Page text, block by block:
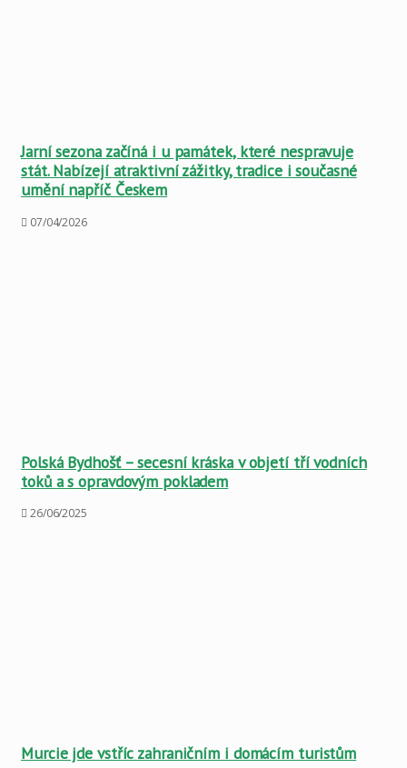
Jarní sezona začíná i u památek, které nespravuje
stát. Nabízejí atraktivní zážitky, tradice i současné
umění napříč Českem
07/04/2026
Polská Bydhošť – secesní kráska v objetí tří vodních
toků a s opravdovým pokladem
26/06/2025
Murcie jde vstříc zahraničním i domácím turistům